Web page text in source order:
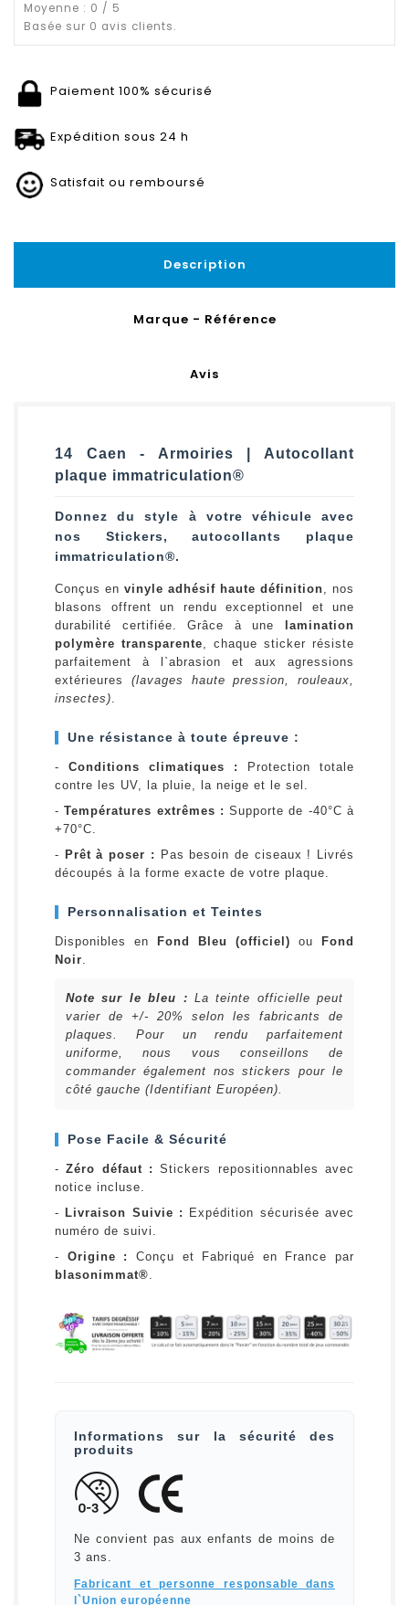
Moyenne : 0 / 5
Basée sur 0 avis clients.
Paiement 100% sécurisé
Expédition sous 24 h
Satisfait ou remboursé
Description
Marque - Référence
Avis
14 Caen - Armoiries | Autocollant
plaque immatriculation®
Donnez du style à votre véhicule avec
nos Stickers, autocollants plaque
immatriculation®.
Conçus en vinyle adhésif haute définition, nos
blasons offrent un rendu exceptionnel et une
durabilité certifiée. Grâce à une
lamination
polymère transparente, chaque sticker résiste
parfaitement à l`abrasion et aux agressions
extérieures (lavages haute pression, rouleaux,
insectes).
Une résistance à toute épreuve :
- Conditions climatiques :
Protection totale
contre les UV, la pluie, la neige et le sel.
-Températures extrêmes : Supporte de -40°C à
+70°C.
- Prêt à poser :
Pas besoin de ciseaux ! Livrés
découpés à la forme exacte de votre plaque.
Personnalisation et Teintes
Disponibles en Fond Bleu (officiel) ou
Fond
Noir.
Note sur le bleu : La teinte officielle peut
varier de +/- 20% selon les fabricants de
plaques. Pour un rendu parfaitement
uniforme, nous vous conseillons de
commander également nos stickers pour le
côté gauche (Identifiant Européen).
Pose Facile & Sécurité
-Zéro défaut : Stickers repositionnables avec
notice incluse.
- Livraison Suivie :
Expédition sécurisée avec
numéro de suivi.
- Origine :
Conçu et Fabriqué en France par
blasonimmat®.
Informations sur la sécurité des
produits
Ne convient pas aux enfants de moins de
3 ans.
Fabricant et personne responsable dans
l`Union européenne